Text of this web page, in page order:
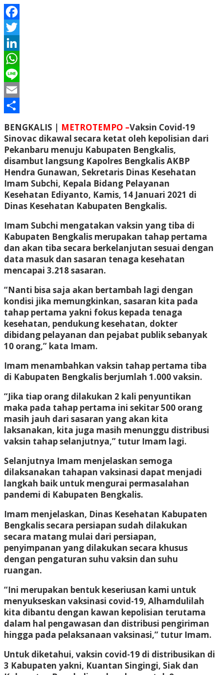
Facebook
Twitter
LinkedIn
WhatsApp
Line
Email
BENGKALIS | METROTEMPO –Vaksin Covid-19
Sinovac dikawal secara ketat oleh kepolisian dari
Pekanbaru menuju Kabupaten Bengkalis,
disambut langsung Kapolres Bengkalis AKBP
Hendra Gunawan, Sekretaris Dinas Kesehatan
Imam Subchi, Kepala Bidang Pelayanan
Kesehatan Ediyanto, Kamis, 14 Januari 2021 di
Dinas Kesehatan Kabupaten Bengkalis.
Imam Subchi mengatakan vaksin yang tiba di
Kabupaten Bengkalis merupakan tahap pertama
dan akan tiba secara berkelanjutan sesuai dengan
data masuk dan sasaran tenaga kesehatan
mencapai 3.218 sasaran.
“Nanti bisa saja akan bertambah lagi dengan
kondisi jika memungkinkan, sasaran kita pada
tahap pertama yakni fokus kepada tenaga
kesehatan, pendukung kesehatan, dokter
dibidang pelayanan dan pejabat publik sebanyak
10 orang,” kata Imam.
Imam menambahkan vaksin tahap pertama tiba
di Kabupaten Bengkalis berjumlah 1.000 vaksin.
“Jika tiap orang dilakukan 2 kali penyuntikan
maka pada tahap pertama ini sekitar 500 orang
masih jauh dari sasaran yang akan kita
laksanakan, kita juga masih menunggu distribusi
vaksin tahap selanjutnya,” tutur Imam lagi.
Selanjutnya Imam menjelaskan semoga
dilaksanakan tahapan vaksinasi dapat menjadi
langkah baik untuk mengurai permasalahan
pandemi di Kabupaten Bengkalis.
Imam menjelaskan, Dinas Kesehatan Kabupaten
Bengkalis secara persiapan sudah dilakukan
secara matang mulai dari persiapan,
penyimpanan yang dilakukan secara khusus
dengan pengaturan suhu vaksin dan suhu
ruangan.
“Ini merupakan bentuk keseriusan kami untuk
menyukseskan vaksinasi covid-19, Alhamdulilah
kita dibantu dengan kawan kepolisian terutama
dalam hal pengawasan dan distribusi pengiriman
hingga pada pelaksanaan vaksinasi,” tutur Imam.
Untuk diketahui, vaksin covid-19 di distribusikan di
3 Kabupaten yakni, Kuantan Singingi, Siak dan